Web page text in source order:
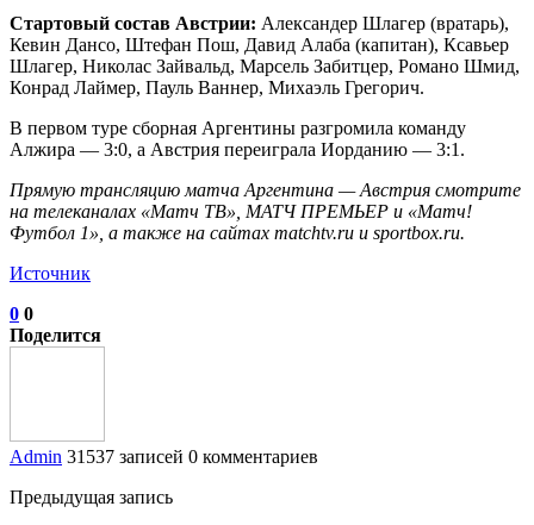
Стартовый состав Австрии: Александер Шлагер (вратарь),
Кевин Дансо, Штефан Пош, Давид Алаба (капитан), Ксавьер
Шлагер, Николас Зайвальд, Марсель Забитцер, Романо Шмид,
Конрад Лаймер, Пауль Ваннер, Михаэль Грегорич.
В первом туре сборная Аргентины разгромила команду
Алжира — 3:0, а Австрия переиграла Иорданию — 3:1.
Прямую трансляцию матча Аргентина — Австрия смотрите
на телеканалах «Матч ТВ», МАТЧ ПРЕМЬЕР и «Матч!
Футбол 1», а также на сайтах matchtv.ru и sportbox.ru.
Источник
0 0
Поделится
Admin 31537 записей 0 комментариев
Предыдущая запись